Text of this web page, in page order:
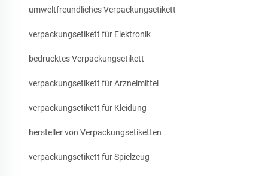
umweltfreundliches Verpackungsetikett
verpackungsetikett für Elektronik
bedrucktes Verpackungsetikett
verpackungsetikett für Arzneimittel
verpackungsetikett für Kleidung
hersteller von Verpackungsetiketten
verpackungsetikett für Spielzeug